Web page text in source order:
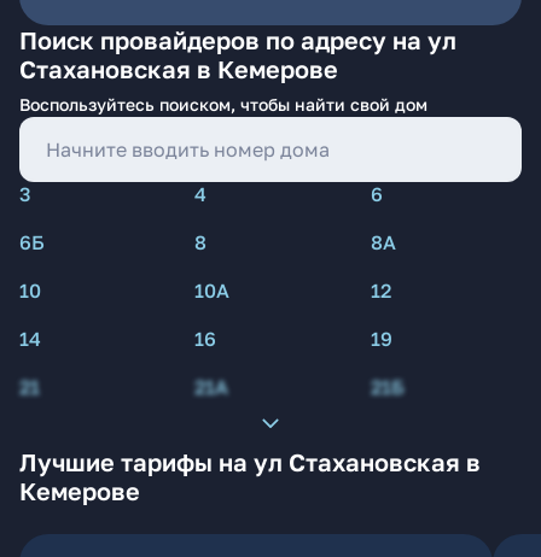
Поиск провайдеров по адресу на ул
Стахановская в Кемерове
Воспользуйтесь поиском, чтобы найти свой дом
3 4
6
6Б
8
8А
10
10А
12
14
16
19
21
21А 21Б
Лучшие тарифы на ул Стахановская в
Кемерове